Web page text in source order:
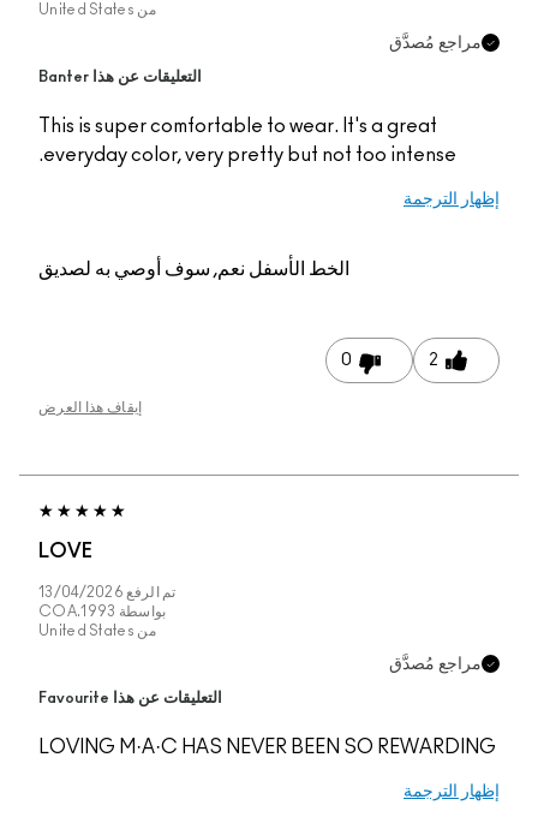
United States
مراجع مُصدَّق
التعليقات عن هذا Banter
This is super comfortable to wear. It's a great
everyday color, very pretty but not too intense.
إظهار الترجمة
الخط الأسفلنعم, سوف أوصي به لصديق
2
0
إيقاف هذا العرض
LOVE
تم الرفع 13/04/2026
بواسطةCOA.1993
United States
مراجع مُصدَّق
التعليقات عن هذا Favourite
LOVING M·A·C HAS NEVER BEEN SO REWARDING
إظهار الترجمة